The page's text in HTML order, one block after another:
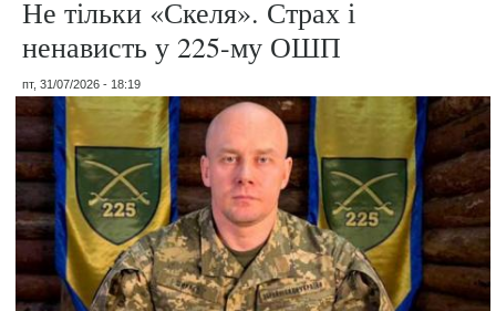
Не тільки «Скеля». Страх і
ненависть у 225-му ОШП
пт, 31/07/2026 - 18:19